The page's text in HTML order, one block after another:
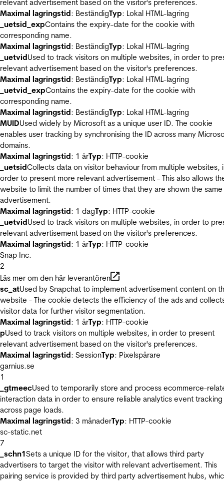
relevant advertisement based on the visitor's preferences.
Maximal lagringstid: BeständigTyp: Lokal HTML-lagring
_uetsid_expContains the expiry-date for the cookie with
corresponding name.
Maximal lagringstid: BeständigTyp: Lokal HTML-lagring
_uetvidUsed to track visitors on multiple websites, in order to
relevant advertisement based on the visitor's preferences.
Maximal lagringstid: BeständigTyp: Lokal HTML-lagring
_uetvid_expContains the expiry-date for the cookie with
corresponding name.
Maximal lagringstid: BeständigTyp: Lokal HTML-lagring
MUIDUsed widely by Microsoft as a unique user ID. The cookie
enables user tracking by synchronising the ID across many
domains.
Maximal lagringstid: 1 årTyp: HTTP-cookie
_uetsidCollects data on visitor behaviour from multiple websites,
order to present more relevant advertisement - This also allows
website to limit the number of times that they are shown the same
advertisement.
Maximal lagringstid: 1 dagTyp: HTTP-cookie
_uetvidUsed to track visitors on multiple websites, in order to
relevant advertisement based on the visitor's preferences.
Maximal lagringstid: 1 årTyp: HTTP-cookie
Snap Inc.
2
Läs mer om den här leverantören
sc_atUsed by Snapchat to implement advertisement content on
website - The cookie detects the efficiency of the ads and
visitor data for further visitor segmentation.
Maximal lagringstid: 1 årTyp: HTTP-cookie
pUsed to track visitors on multiple websites, in order to present
relevant advertisement based on the visitor's preferences.
Maximal lagringstid: SessionTyp: Pixelspårare
garnius.se
1
_gtmeecUsed to temporarily store and process ecommerce-
interaction data in order to ensure reliable analytics event tracking
across page loads.
Maximal lagringstid: 3 månaderTyp: HTTP-cookie
sc-static.net
7
_schn1Sets a unique ID for the visitor, that allows third party
advertisers to target the visitor with relevant advertisement. This
pairing service is provided by third party advertisement hubs,